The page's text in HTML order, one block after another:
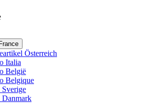
Österreich
Italia
België
Belgique